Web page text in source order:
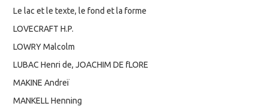
Le lac et le texte, le fond et la forme
LOVECRAFT H.P.
LOWRY Malcolm
LUBAC Henri de, JOACHIM DE fLORE
MAKINE Andreï
MANKELL Henning